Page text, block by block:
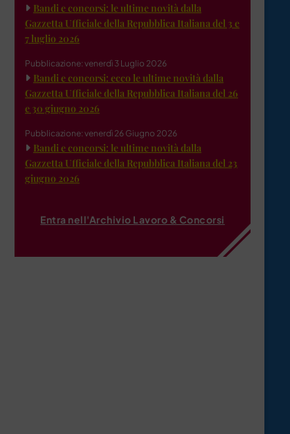
Bandi e concorsi: le ultime novità dalla
Gazzetta Ufficiale della Repubblica Italiana del 3 e
7 luglio 2026
Pubblicazione: venerdì 3 Luglio 2026
Bandi e concorsi: ecco le ultime novità dalla
Gazzetta Ufficiale della Repubblica Italiana del 26
e 30 giugno 2026
Pubblicazione: venerdì 26 Giugno 2026
Bandi e concorsi: le ultime novità dalla
Gazzetta Ufficiale della Repubblica Italiana del 23
giugno 2026
Entra nell'Archivio Lavoro & Concorsi